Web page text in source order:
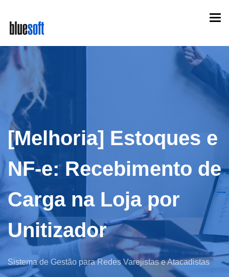
main
content
[Melhoria] Estoques e
NF-e: Recebimento de
Carga na Loja por
Unitizador
Sistema de Gestão para Redes Varejistas e Atacadistas